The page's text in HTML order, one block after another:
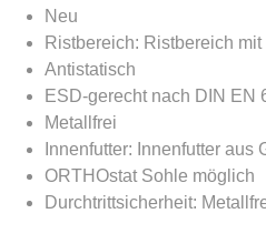
Neu
Ristbereich: Ristbereich
Antistatisch
ESD-gerecht nach DIN EN
Metallfrei
Innenfutter: Innenfutter aus
ORTHOstat Sohle möglich
Durchtrittsicherheit: